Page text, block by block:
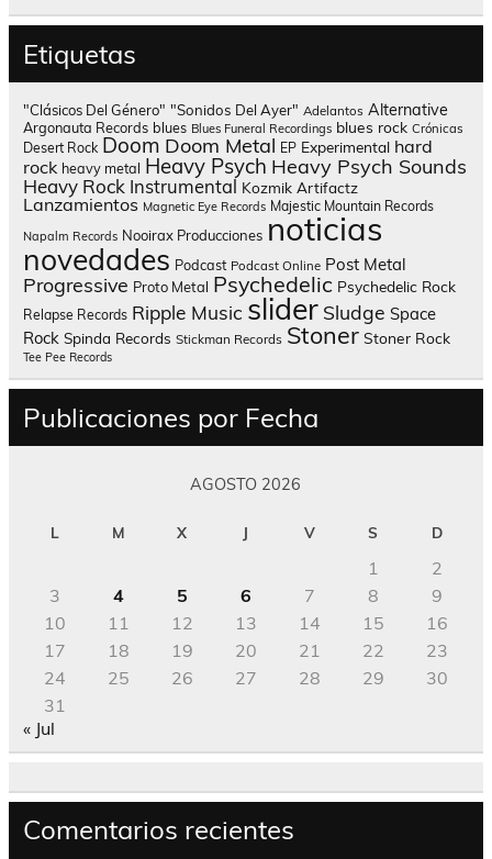
Etiquetas
"Clásicos Del Género" "Sonidos Del Ayer" Adelantos Alternative
Argonauta Records blues Blues Funeral Recordings blues rock Crónicas
Desert Rock Doom Doom Metal EP Experimental hard
rock heavy metal Heavy Psych Heavy Psych Sounds
Heavy Rock Instrumental Kozmik Artifactz
Lanzamientos Magnetic Eye Records Majestic Mountain Records
Napalm Records Nooirax Producciones noticias
novedades Podcast Podcast Online Post Metal
Progressive Proto Metal Psychedelic Psychedelic Rock
Relapse Records Ripple Music slider Sludge Space
Rock Spinda Records Stickman Records Stoner Stoner Rock
Tee Pee Records
Publicaciones por Fecha
AGOSTO 2026
L M X J V S D
1
2
3
4 5 6 7 8
9
10
11 12 13 14 15
16
17
18 19 20 21 22
23
24
25 26 27 28 29
30
31
« Jul
Comentarios recientes